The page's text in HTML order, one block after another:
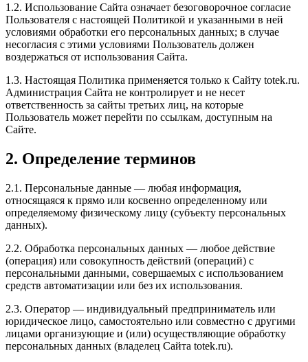
1.2. Использование Сайта означает безоговорочное согласие
Пользователя с настоящей Политикой и указанными в ней
условиями обработки его персональных данных; в случае
несогласия с этими условиями Пользователь должен
воздержаться от использования Сайта.
1.3. Настоящая Политика применяется только к Сайту totek.ru.
Администрация Сайта не контролирует и не несет
ответственность за сайты третьих лиц, на которые
Пользователь может перейти по ссылкам, доступным на
Сайте.
2. Определение терминов
2.1. Персональные данные — любая информация,
относящаяся к прямо или косвенно определенному или
определяемому физическому лицу (субъекту персональных
данных).
2.2. Обработка персональных данных — любое действие
(операция) или совокупность действий (операций) с
персональными данными, совершаемых с использованием
средств автоматизации или без их использования.
2.3. Оператор — индивидуальный предприниматель или
юридическое лицо, самостоятельно или совместно с другими
лицами организующие и (или) осуществляющие обработку
персональных данных (владелец Сайта totek.ru).